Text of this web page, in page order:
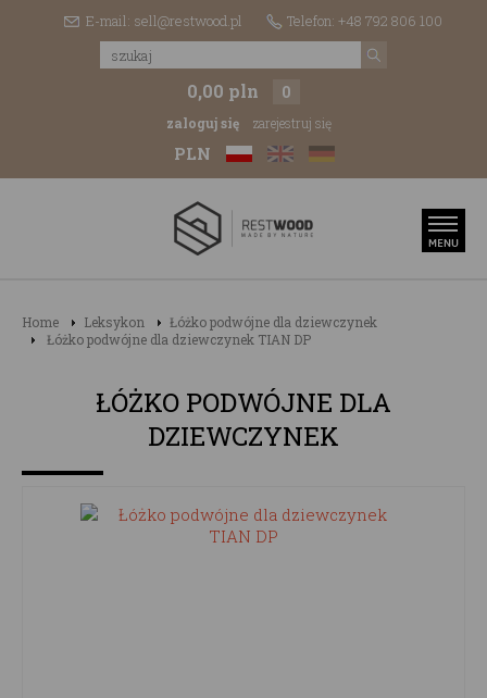
E-mail: sell@restwood.pl Telefon: +48 792 806 100
0,00 pln 0
zaloguj się zarejestruj się
PLN
Home Leksykon
Łóżko podwójne dla dziewczynek
Łóżko podwójne dla dziewczynek TIAN DP
ŁÓŻKO PODWÓJNE DLA
DZIEWCZYNEK